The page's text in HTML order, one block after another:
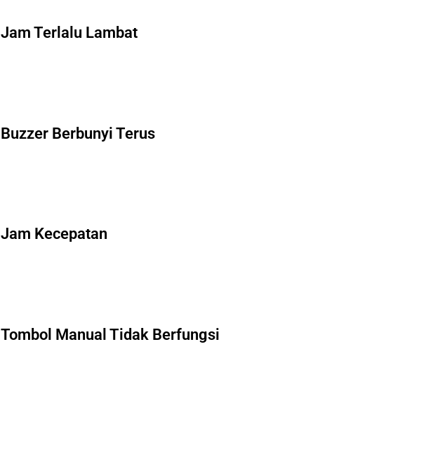
Jam Terlalu Lambat
Buzzer Berbunyi Terus
Jam Kecepatan
Tombol Manual Tidak Berfungsi